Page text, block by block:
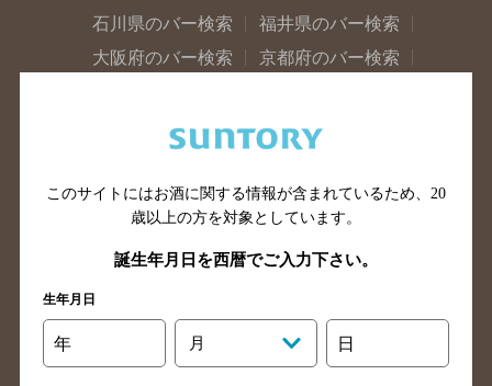
石川県のバー検索
福井県のバー検索
大阪府のバー検索
京都府のバー検索
滋賀県のバー検索
和歌山県のバー検索
山口県のバー検索
鳥取県のバー検索
島根県のバー検索
徳島県のバー検索
香川県のバー検索
愛媛県のバー検索
高知県のバー検索
長崎県のバー検索
佐賀県のバー検索
大分県のバー検索
熊本県のバー検索
このサイトにはお酒に関する情報が含まれているため、 20
歳以上の方を対象としています。
誕生年月日を西暦でご入力下さい。
生年月日
年 月 日